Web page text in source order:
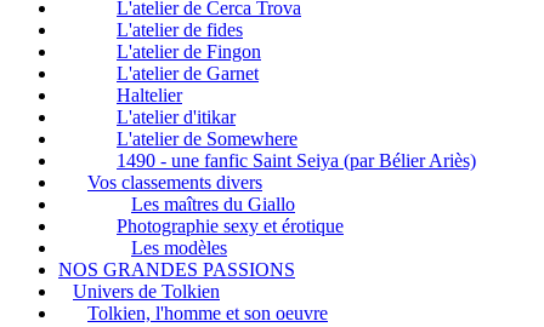
L'atelier de Cerca Trova
L'atelier de fides
L'atelier de Fingon
L'atelier de Garnet
Haltelier
L'atelier d'itikar
L'atelier de Somewhere
1490 - une fanfic Saint Seiya (par Bélier Ariès)
Vos classements divers
Les maîtres du Giallo
Photographie sexy et érotique
Les modèles
NOS GRANDES PASSIONS
Univers de Tolkien
Tolkien, l'homme et son oeuvre